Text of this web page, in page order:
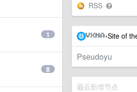
RSS
VXNA ›Site of
Pseudoyu
最近新增节点
1
8